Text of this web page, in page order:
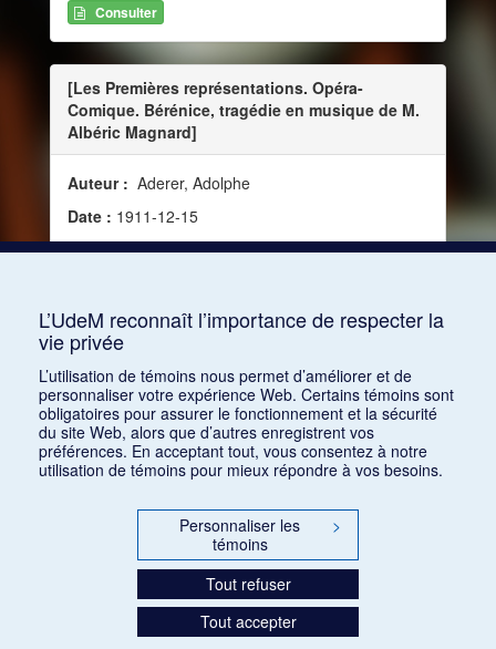
Consulter
[Les Premières représentations. Opéra-
Comique. Bérénice, tragédie en musique de M.
Albéric Magnard]
Auteur : Aderer, Adolphe
Date : 1911-12-15
Source :Le Petit Parisien, vol. 36, no 12830 (15
L’UdeM reconnaît l’importance de respecter la
vie privée
L’utilisation de témoins nous permet d’améliorer et de
personnaliser votre expérience Web. Certains témoins sont
obligatoires pour assurer le fonctionnement et la sécurité
du site Web, alors que d’autres enregistrent vos
préférences. En acceptant tout, vous consentez à notre
utilisation de témoins pour mieux répondre à vos besoins.
Personnaliser les
témoins
>
Tout refuser
Tout accepter